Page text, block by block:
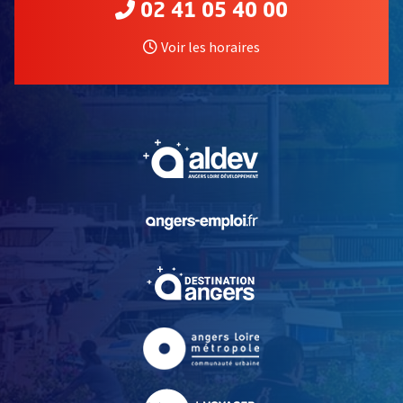
02 41 05 40 00
Voir les horaires
, Ouvre une nouvelle
, Ouvre une nouvelle